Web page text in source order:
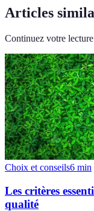
Articles
Continuez votre lecture
Choix et conseils6 min
Les critères
qualité